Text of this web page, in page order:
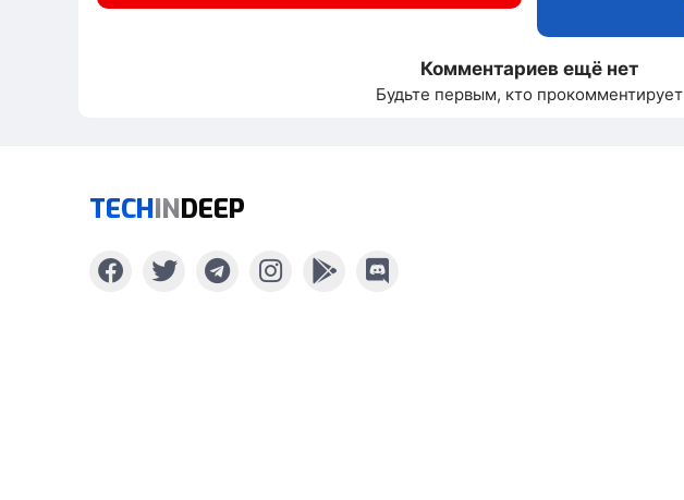
Комментариев ещё нет
Будьте первым, кто прокомментирует
TECHINDEEP